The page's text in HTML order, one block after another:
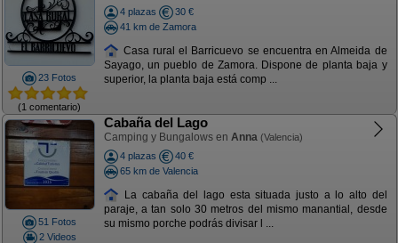
23 Fotos
(1 comentario)
4 plazas
30 €
41 km de Zamora
Casa rural el Barricuevo se encuentra en Almeida de
Sayago, un pueblo de Zamora. Dispone de planta baja y
superior, la planta baja está comp ...
51 Fotos
2 Videos
Cabaña del Lago
Camping y Bungalows en Anna (Valencia)
4 plazas
40 €
65 km de Valencia
La cabaña del lago esta situada justo a lo alto del
paraje, a tan solo 30 metros del mismo manantial, desde
su mismo porche podrás divisar l ...